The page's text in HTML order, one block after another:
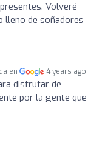
Volveré
lleno de soñadores
en 4 years ago
disfrutar de
por la gente que